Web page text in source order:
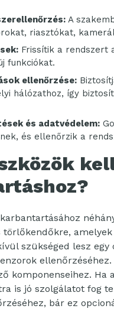
A
riasztókat,
Frissítik a rendszert
funkciókat.
ellenőrzése:
hálózathoz, így
és adatvédelem:
és ellenőrzik a
szükséged lesz
komponenseihez. Ha
is jó szolgálatot fog
bár ez